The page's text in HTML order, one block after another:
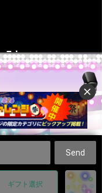
Send
ギフト選択